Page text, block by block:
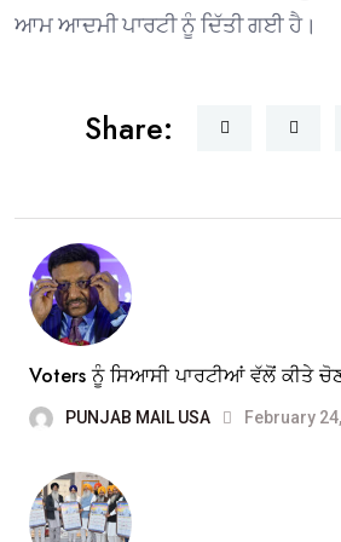
ਆਮ ਆਦਮੀ ਪਾਰਟੀ ਨੂੰ ਦਿੱਤੀ ਗਈ ਹੈ।
Share:
Voters ਨੂੰ ਸਿਆਸੀ ਪਾਰਟੀਆਂ ਵੱਲੋਂ ਕੀਤੇ
PUNJAB MAIL USA February